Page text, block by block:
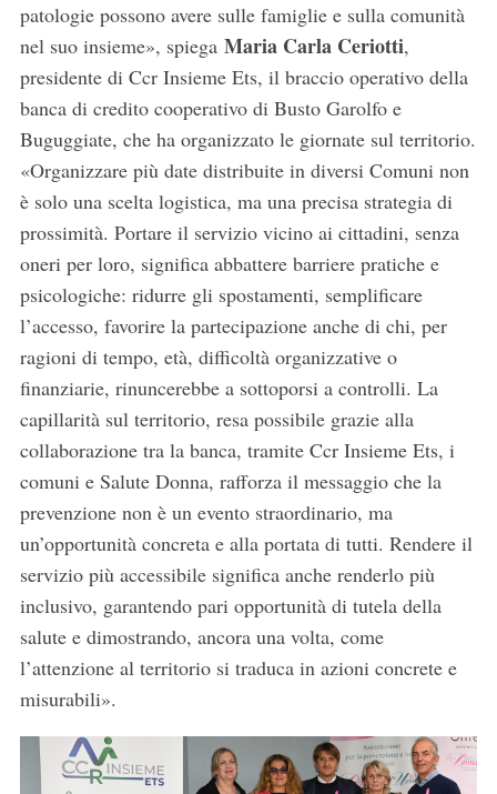
patologie possono avere sulle famiglie e sulla comunità
nel suo insieme», spiega Maria Carla Ceriotti,
presidente di Ccr Insieme Ets, il braccio operativo della
banca di credito cooperativo di Busto Garolfo e
Buguggiate, che ha organizzato le giornate sul territorio.
«Organizzare più date distribuite in diversi Comuni non
è solo una scelta logistica, ma una precisa strategia di
prossimità. Portare il servizio vicino ai cittadini, senza
oneri per loro, significa abbattere barriere pratiche e
psicologiche: ridurre gli spostamenti, semplificare
l’accesso, favorire la partecipazione anche di chi, per
ragioni di tempo, età, difficoltà organizzative o
finanziarie, rinuncerebbe a sottoporsi a controlli. La
capillarità sul territorio, resa possibile grazie alla
collaborazione tra la banca, tramite Ccr Insieme Ets, i
comuni e Salute Donna, rafforza il messaggio che la
prevenzione non è un evento straordinario, ma
un’opportunità concreta e alla portata di tutti. Rendere il
servizio più accessibile significa anche renderlo più
inclusivo, garantendo pari opportunità di tutela della
salute e dimostrando, ancora una volta, come
l’attenzione al territorio si traduca in azioni concrete e
misurabili».
S
e
a
r
h
f
o
r